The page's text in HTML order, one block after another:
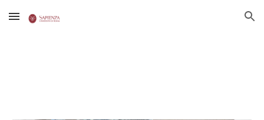
Skip to main content Skip to navigation